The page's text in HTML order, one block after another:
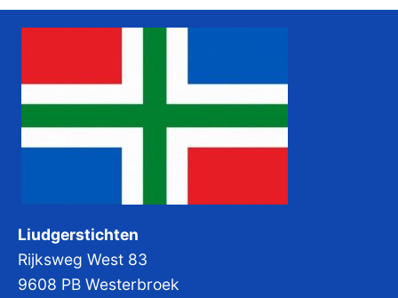
Liudgerstichten
Rijksweg West 83
9608 PB Westerbroek